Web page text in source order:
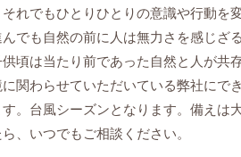
れでもひとりひとりの意識や行動を
でも自然の前に人は無力さを感じざ
頃は当たり前であった自然と人が共
関わらせていただいている弊社にで
。台風シーズンとなります。備えは
、いつでもご相談ください。